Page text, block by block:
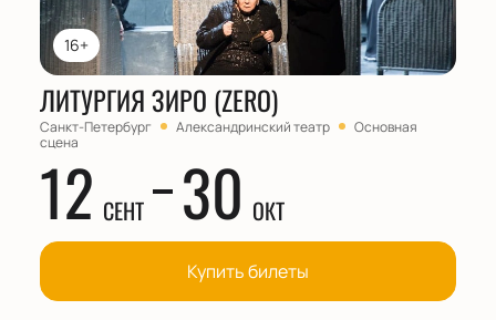
16+
ЛИТУРГИЯ ЗИРО (ZERO)
Санкт-Петербург Александринский театр
Основная
сцена
12 СЕНТ 30 ОКТ
Купить билеты